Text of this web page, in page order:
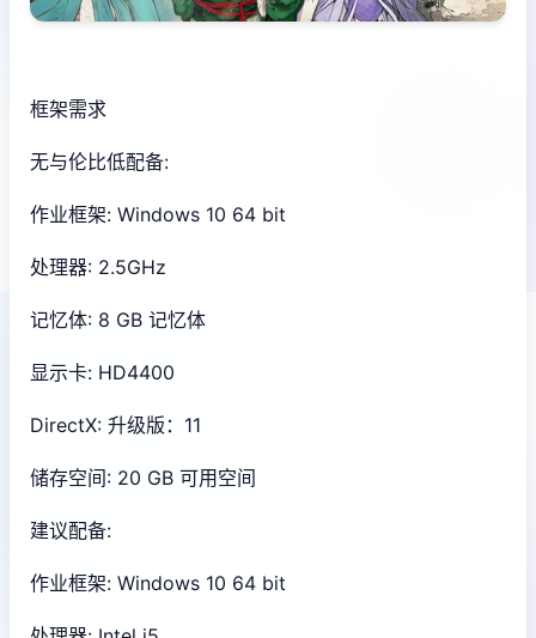
框架需求
无与伦比低配备:
作业框架: Windows 10 64 bit
处理器: 2.5GHz
记忆体: 8 GB 记忆体
显示卡: HD4400
DirectX: 升级版：11
储存空间: 20 GB 可用空间
建议配备:
作业框架: Windows 10 64 bit